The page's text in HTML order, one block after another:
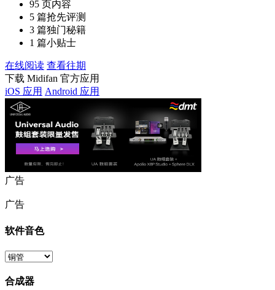
95 页内容
5 篇抢先评测
3 篇独门秘籍
1 篇小贴士
在线阅读 查看往期
下载 Midifan 官方应用
iOS 应用 Android 应用
广告
广告
软件音色
合成器